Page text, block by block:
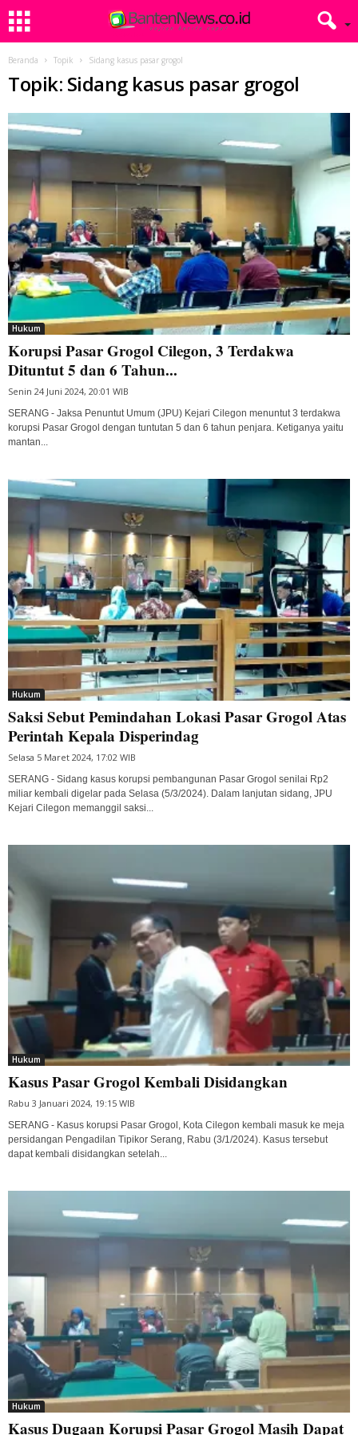
Beranda Topik Sidang kasus pasar grogol
Topik: Sidang kasus pasar grogol
Hukum
Korupsi Pasar Grogol Cilegon, 3 Terdakwa
Dituntut 5 dan 6 Tahun...
Senin 24 Juni 2024, 20:01 WIB
SERANG - Jaksa Penuntut Umum (JPU) Kejari Cilegon menuntut 3 terdakwa
korupsi Pasar Grogol dengan tuntutan 5 dan 6 tahun penjara. Ketiganya yaitu
mantan...
Hukum
Saksi Sebut Pemindahan Lokasi Pasar Grogol Atas
Perintah Kepala Disperindag
Selasa 5 Maret 2024, 17:02 WIB
SERANG - Sidang kasus korupsi pembangunan Pasar Grogol senilai Rp2
miliar kembali digelar pada Selasa (5/3/2024). Dalam lanjutan sidang, JPU
Kejari Cilegon memanggil saksi...
Hukum
Kasus Pasar Grogol Kembali Disidangkan
Rabu 3 Januari 2024, 19:15 WIB
SERANG - Kasus korupsi Pasar Grogol, Kota Cilegon kembali masuk ke meja
persidangan Pengadilan Tipikor Serang, Rabu (3/1/2024). Kasus tersebut
dapat kembali disidangkan setelah...
Hukum
Kasus Dugaan Korupsi Pasar Grogol Masih Dapat